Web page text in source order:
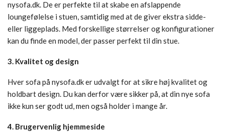
nysofa.dk. De er perfekte til at skabe en afslappende
loungefølelse i stuen, samtidig med at de giver ekstra sidde-
eller liggeplads. Med forskellige størrelser og konfigurationer
kan du finde en model, der passer perfekt til din stue.
3. Kvalitet og design
Hver sofa på nysofa.dk er udvalgt for at sikre høj kvalitet og
holdbart design. Du kan derfor være sikker på, at din nye sofa
ikke kun ser godt ud, men også holder i mange år.
4. Brugervenlig hjemmeside